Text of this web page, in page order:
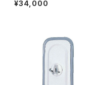
ールステンレス 車検対応 純正
¥34,000